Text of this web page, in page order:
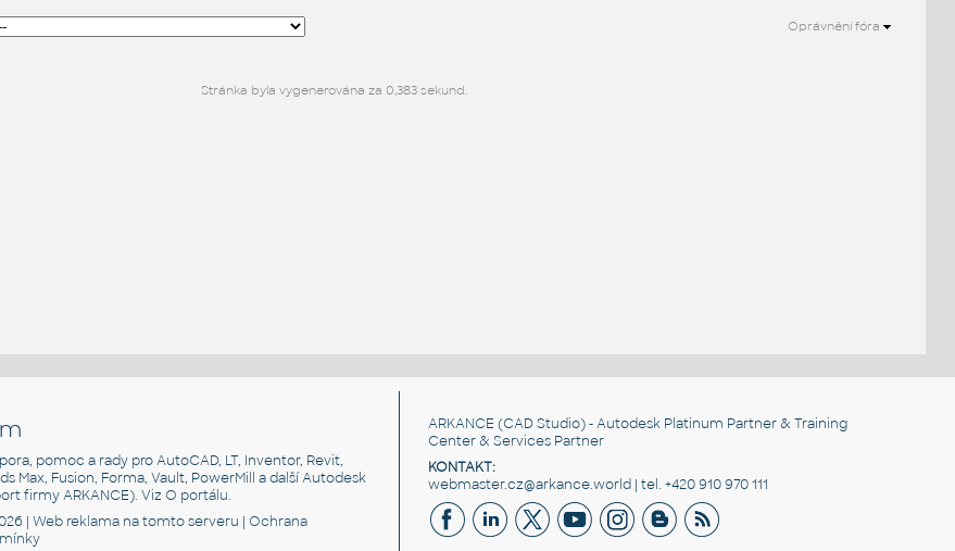
Oprávnění fóra
Stránka byla vygenerována za 0,383 sekund.
pomoc a rady pro AutoCAD, LT, Inventor, Revit,
Max, Fusion, Forma, Vault, PowerMill a další Autodesk
firmy ARKANCE). VizO portálu.
|Web reklama na tomto serveru |Ochrana
ARKANCE (CAD Studio) - Autodesk Platinum Partner & Training
Center & Services Partner
KONTAKT:
webmaster.cz@arkance.world | tel. +420 910 970 111